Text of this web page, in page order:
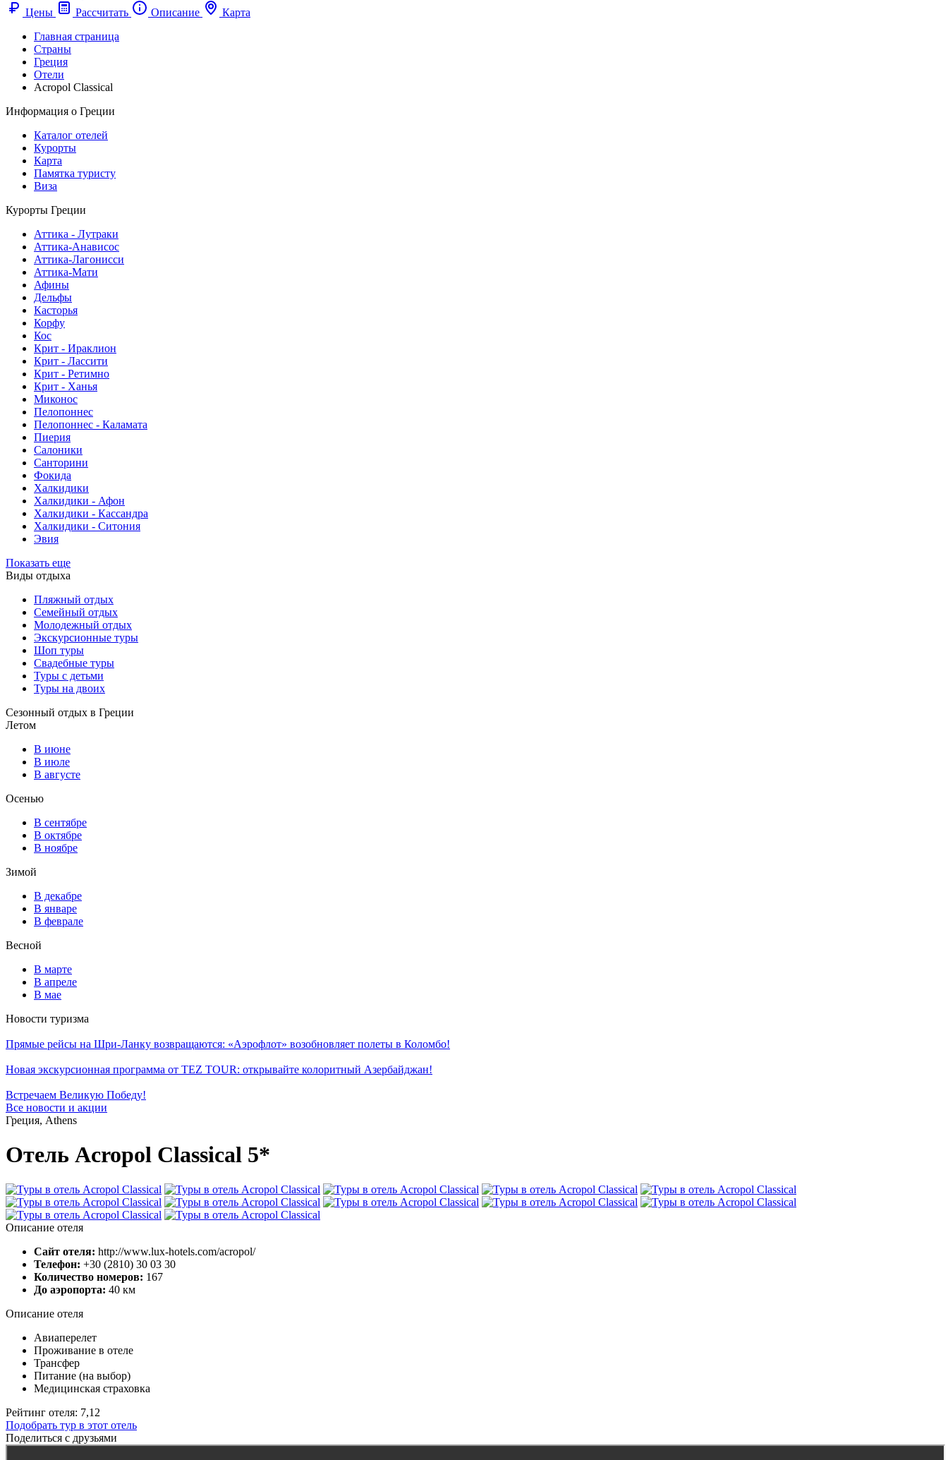
Цены
Рассчитать Описание
Карта
Главная страница
Cтраны
Греция
Отели
Acropol Classical
Информация о Греции
Каталог отелей
Курорты
Карта
Памятка туристу
Виза
Курорты Греции
Аттика - Лутраки
Аттика-Анависос
Аттика-Лагонисси
Аттика-Мати
Афины
Дельфы
Касторья
Корфу
Кос
Крит - Ираклион
Крит - Лассити
Крит - Ретимно
Крит - Ханья
Миконос
Пелопоннес
Пелопоннес - Каламата
Пиерия
Салоники
Санторини
Фокида
Халкидики
Халкидики - Афон
Халкидики - Кассандра
Халкидики - Ситония
Эвия
Показать еще
Виды отдыха
Пляжный отдых
Семейный отдых
Молодежный отдых
Экскурсионные туры
Шоп туры
Свадебные туры
Туры с детьми
Туры на двоих
Сезонный отдых в Греции
Летом
В июне
В июле
В августе
Осенью
В сентябре
В октябре
В ноябре
Зимой
В декабре
В январе
В феврале
Весной
В марте
В апреле
В мае
Новости туризма
Прямые рейсы на Шри-Ланку возвращаются: «Аэрофлот» возобновляет полеты в Коломбо!
Новая экскурсионная программа от TEZ TOUR: открывайте колоритный Азербайджан!
Встречаем Великую Победу!
Все новости и акции
Греция, Athens
Отель Acropol Classical 5*
Описание отеля
Сайт отеля: http://www.lux-hotels.com/acropol/
Телефон: +30 (2810) 30 03 30
Количество номеров: 167
До аэропорта: 40 км
Описание отеля
Авиаперелет
Проживание в отеле
Трансфер
Питание (на выбор)
Медицинская страховка
Рейтинг отеля: 7,12
Подобрать тур в этот отель
Поделиться с друзьями